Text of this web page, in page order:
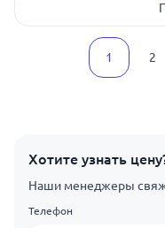
1 2
Хотите узнать
Наши менеджеры
Телефон